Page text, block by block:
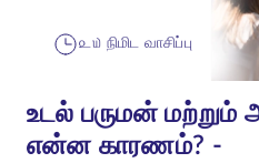
௨௰ நிமிட வாசிப்பு
உடல் பருமன் மற்றும்
என்ன காரணம்? -